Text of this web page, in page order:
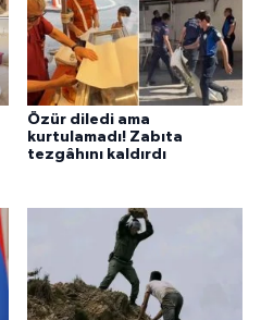
Özür diledi ama
kurtulamadı! Zabıta
tezgâhını kaldırdı